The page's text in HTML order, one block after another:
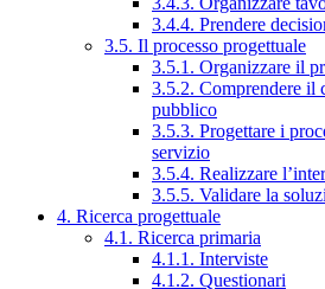
3.4.4. Prendere
3.5. Il processo progettuale
3.5.1. Organizzare il
3.5.2. Comprendere il
pubblico
3.5.3. Progettare i
servizio
3.5.4. Realizzare
3.5.5. Validare la
4. Ricerca progettuale
4.1. Ricerca primaria
4.1.1. Interviste
4.1.2. Questionari